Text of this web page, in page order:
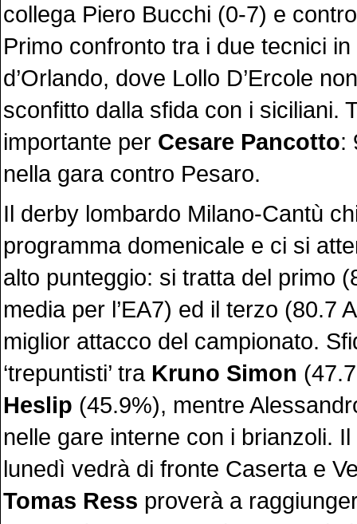
collega Piero Bucchi (0-7) e
Primo confronto tra i due tecnici
d’Orlando, dove Lollo D’Ercole
sconfitto dalla sfida con i siciliani.
importante per Cesare Pancotto:
nella gara contro Pesaro.
Il derby lombardo Milano-Cantù
programma domenicale e ci si
alto punteggio: si tratta del primo
media per l’EA7) ed il terzo (80.7
miglior attacco del campionato.
‘trepuntisti’ tra Kruno Simon
Heslip (45.9%), mentre
nelle gare interne con i brianzoli.
lunedì vedrà di fronte Caserta e
Tomas Ress proverà a